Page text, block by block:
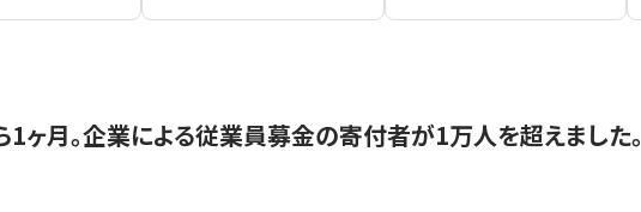
月。企業による従業員募金の寄付者が1万人を超えました。